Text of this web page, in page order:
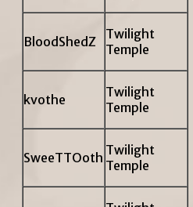
BloodShedZ
Twilight
Temple
kvothe
Twilight
Temple
SweeTTOoth Twilight
Temple